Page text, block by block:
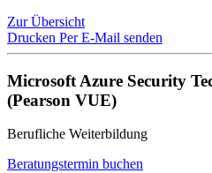
Zur Übersicht
Drucken Per E-Mail senden
Microsoft Azure Security
(Pearson VUE)
Berufliche Weiterbildung
Beratungstermin buchen